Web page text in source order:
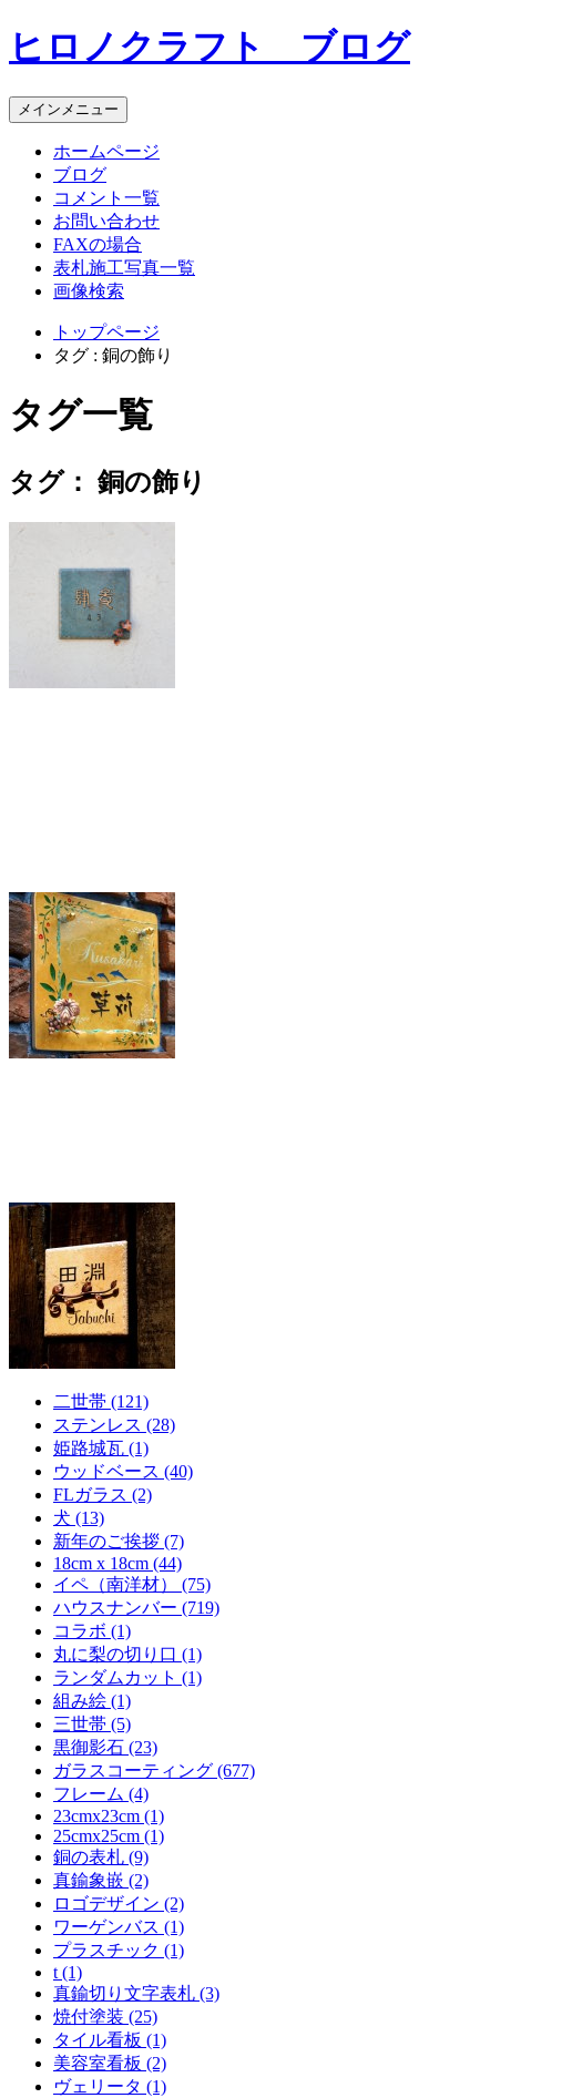
コ
ン
ン
ツ
ヒロノクラフト ブログ
メインメニュー
ホームページ
ブログ
コメント一覧
お問い合わせ
FAXの場合
表札施工写真一覧
画像検索
トップページ
タグ : 銅の飾り
タグ一覧
タグ： 銅の飾り
二世帯 (121)
ステンレス (28)
姫路城瓦 (1)
ウッドベース (40)
FLガラス (2)
犬 (13)
新年のご挨拶 (7)
18cm x 18cm (44)
イペ（南洋材） (75)
ハウスナンバー (719)
コラボ (1)
丸に梨の切り口 (1)
ランダムカット (1)
組み絵 (1)
三世帯 (5)
黒御影石 (23)
ガラスコーティング (677)
フレーム (4)
23cmx23cm (1)
25cmx25cm (1)
銅の表札 (9)
真鍮象嵌 (2)
ロゴデザイン (2)
ワーゲンバス (1)
プラスチック (1)
t (1)
真鍮切り文字表札 (3)
焼付塗装 (25)
タイル看板 (1)
美容室看板 (2)
ヴェリータ (1)